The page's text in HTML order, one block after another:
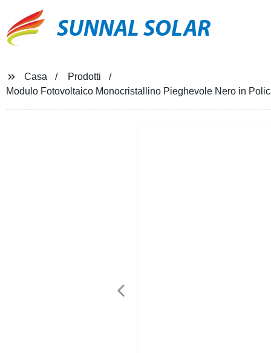
SUNNAL SOLAR
Casa
Prodotti
Modulo Fotovoltaico Monocristallino Pieghevole Nero in